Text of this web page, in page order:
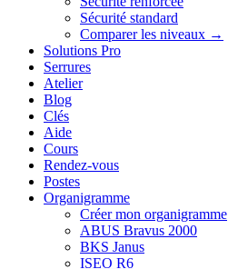
Sécurité standard
Comparer les niveaux →
Solutions Pro
Serrures
Atelier
Blog
Clés
Aide
Cours
Rendez-vous
Postes
Organigramme
Créer mon organigramme
ABUS Bravus 2000
BKS Janus
ISEO R6